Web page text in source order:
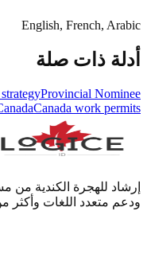
English, French, Arabic
أدلة ذات صلة
Provincial Nominee
Canada work permits
إرشاد للهجرة الكندية
ودعم متعدد اللغات وأكثر من 10 سنوات من